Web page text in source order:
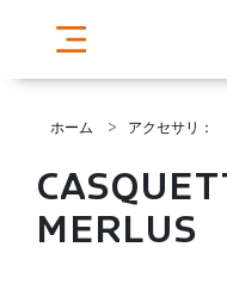
ホーム アクセサリ：
MERLUS